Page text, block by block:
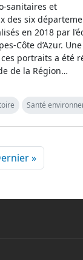
sanitaires et
des six
en 2018 par
Côte d’Azur.
portraits a été
de la Région…
Santé
»Dernière